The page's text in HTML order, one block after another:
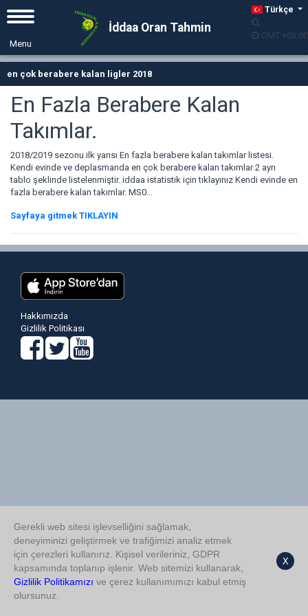
Türkçe
GMT +03:00
İddaa Oran Tahmin
en çok berabere kalan ligler 2018
En Fazla Berabere Kalan
Takımlar.
2018/2019 sezonu ilk yarısı En fazla berabere kalan takımlar listesi.
Kendi evinde ve deplasmanda en çok berabere kalan takımlar 2 ayrı
tablo şeklinde listelenmiştir. iddaa istatistik için tıklayınız Kendi evinde en
fazla berabere kalan takımlar. MS0...
Sayfaya gitmek TIKLAYIN
Hakkımızda
Gizlilik Politikası
Gerekli web sitesi işlevselliğini sağlamak,
deneyiminizi geliştirmek ve trafiğimizi analiz etmek
için çerezleri kullanırız. Kişisel verileriniz, GDPR
kapsamında toplanıp işlenir. Web sitemizi kullanarak,
Gizlilik Politikamızı ve çerez kullanımımızı kabul etmiş
olursunuz.
X